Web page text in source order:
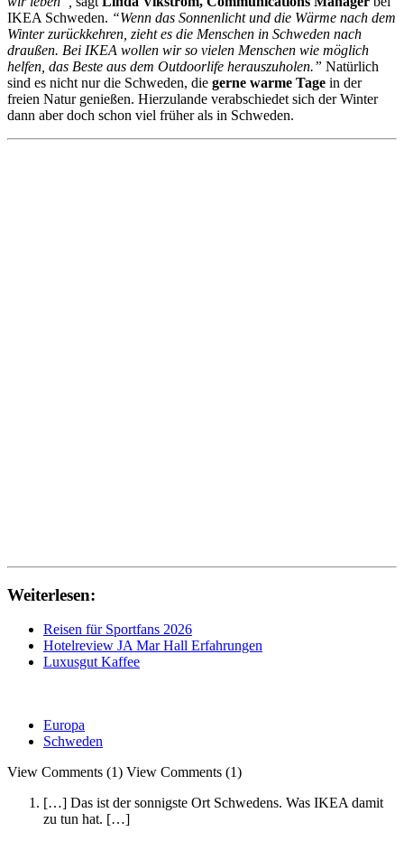
IKEA Schweden. “Wenn das Sonnenlicht und die Wärme nach dem
Winter zurückkehren, zieht es die Menschen in Schweden nach
draußen. Bei IKEA wollen wir so vielen Menschen wie möglich
helfen, das Beste aus dem Outdoorlife herauszuholen.” Natürlich
sind es nicht nur die Schweden, die gerne warme Tage in der
freien Natur genießen. Hierzulande verabschiedet sich der Winter
dann aber doch schon viel früher als in Schweden.
Weiterlesen:
Reisen für Sportfans 2026
Hotelreview JA Mar Hall Erfahrungen
Luxusgut Kaffee
Europa
Schweden
View Comments (1) View Comments (1)
[…] Das ist der sonnigste Ort Schwedens. Was IKEA damit
zu tun hat. […]